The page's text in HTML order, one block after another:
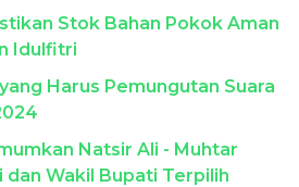
Stok Bahan Pokok Aman
Idulfitri
Harus Pemungutan Suara
Natsir Ali - Muhtar
dan Wakil Bupati Terpilih